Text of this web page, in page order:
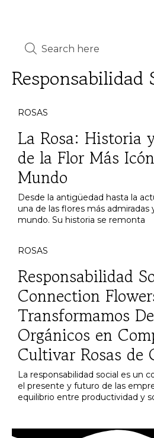
Responsabilidad
ROSAS
La Rosa: Historia
de la Flor Más
Mundo
Desde la antigüedad hasta la
una de las flores más admiradas
mundo. Su historia se remonta
ROSAS
Responsabilidad
Connection
Transformamos
Orgánicos en
Cultivar Rosas de
La responsabilidad social es un
el presente y futuro de las
equilibrio entre productividad y